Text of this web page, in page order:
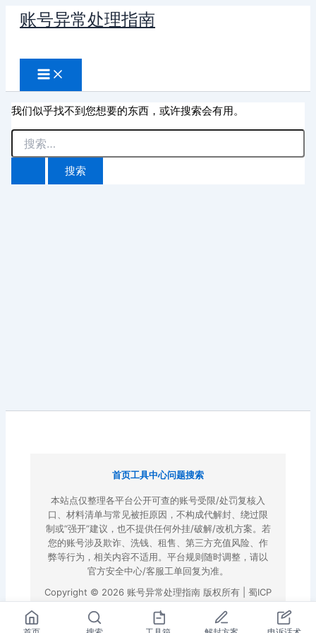
账号异常处理指南
索
我们似乎找不到您想要的东西，或许搜索会有用。
搜
索：
首页工具中心问题搜索
本站点仅整理各平台公开可查的账号受限/处罚复核入
口、材料清单与常见被拒原因，不构成代解封、绕过限
制或“强开”建议，也不提供任何外挂/破解/改机方案。若
您的账号涉及欺诈、洗钱、租售、第三方充值风险、作
弊等行为，相关内容不适用。平台规则随时调整，请以
官方安全中心/客服工单回复为准。
Copyright © 2026 账号异常处理指南 版权所有 | 蜀ICP